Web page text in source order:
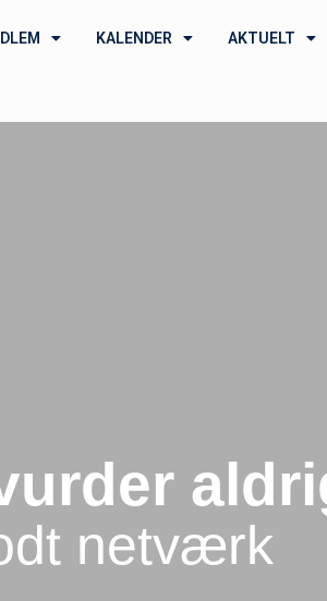
KALENDER AKTUELT
netværk